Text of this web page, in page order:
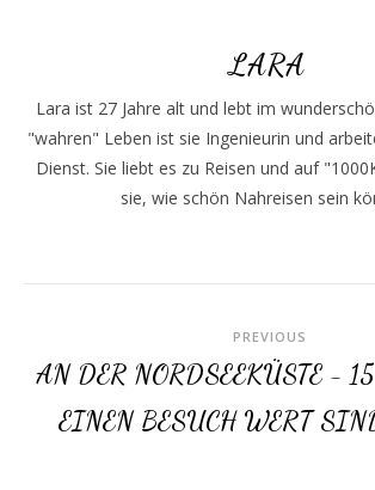
LARA
Lara ist 27 Jahre alt und lebt im
"wahren" Leben ist sie Ingenieurin und
Dienst. Sie liebt es zu Reisen und auf
sie, wie schön Nahreisen sein
PREVIOUS
AN DER NORDSEEKÜSTE -
EINEN BESUCH WERT